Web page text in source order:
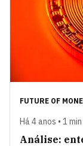
FUTURE OF
Há 4 anos • 1
Análise: